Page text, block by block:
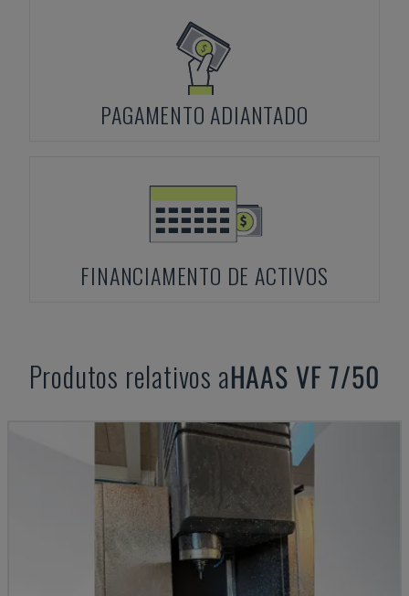
PAGAMENTO ADIANTADO
FINANCIAMENTO DE ACTIVOS
Produtos relativos aHAAS VF 7/50